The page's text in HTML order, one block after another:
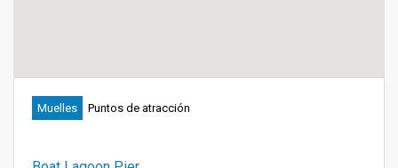
Muelles Puntos de atracción